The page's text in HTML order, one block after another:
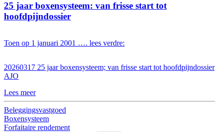
25 jaar boxensysteem: van frisse start tot
hoofdpijndossier
Toen op 1 januari 2001 …. lees verdre:
20260317 25 jaar boxensysteem; van frisse start tot hoofdpijndossier
AJO
Lees meer
Beleggingsvastgoed
Boxensysteem
Forfaitaire rendement